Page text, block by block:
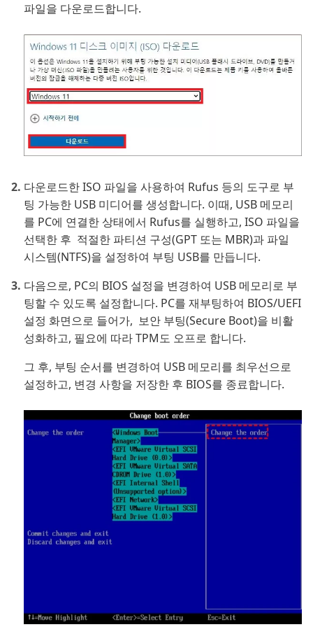
파일을 다운로드합니다.
다운로드한 ISO 파일을 사용하여 Rufus 등의 도구로 부
팅 가능한 USB 미디어를 생성합니다. 이때, USB 메모리
를 PC에 연결한 상태에서 Rufus를 실행하고, ISO 파일을
선택한 후 적절한 파티션 구성(GPT 또는 MBR)과 파일
시스템(NTFS)을 설정하여 부팅 USB를 만듭니다.
다음으로, PC의 BIOS 설정을 변경하여 USB 메모리로 부
팅할 수 있도록 설정합니다. PC를 재부팅하여 BIOS/UEFI
설정 화면으로 들어가, 보안 부팅(Secure Boot)을 비활
성화하고, 필요에 따라 TPM도 오프로 합니다.
그 후, 부팅 순서를 변경하여 USB 메모리를 최우선으로
설정하고, 변경 사항을 저장한 후 BIOS를 종료합니다.